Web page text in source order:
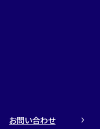
お問い合わせ